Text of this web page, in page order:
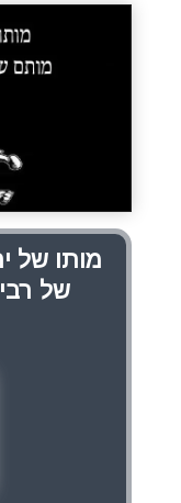
מותו של
של